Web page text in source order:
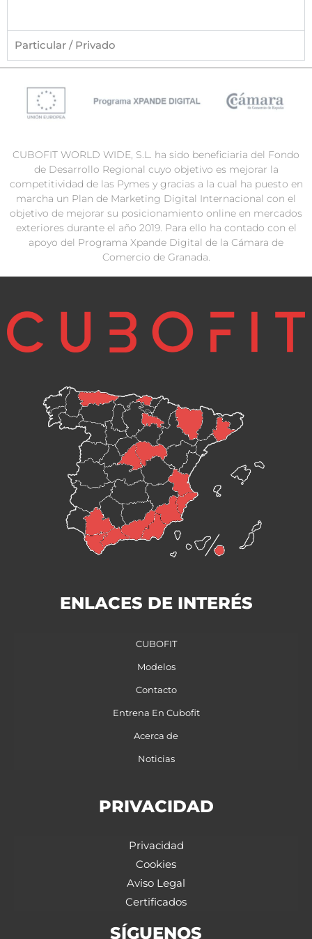
Particular / Privado
CUBOFIT WORLD WIDE, S.L. ha sido beneficiaria del Fondo
de Desarrollo Regional cuyo objetivo es mejorar la
competitividad de las Pymes y gracias a la cual ha puesto en
marcha un Plan de Marketing Digital Internacional con el
objetivo de mejorar su posicionamiento online en mercados
exteriores durante el año 2019. Para ello ha contado con el
apoyo del Programa Xpande Digital de la Cámara de
Comercio de Granada.
ENLACES DE INTERÉS
CUBOFIT
Modelos
Contacto
Entrena En Cubofit
Acerca de
Noticias
PRIVACIDAD
Privacidad
Cookies
Aviso Legal
Certificados
SÍGUENOS